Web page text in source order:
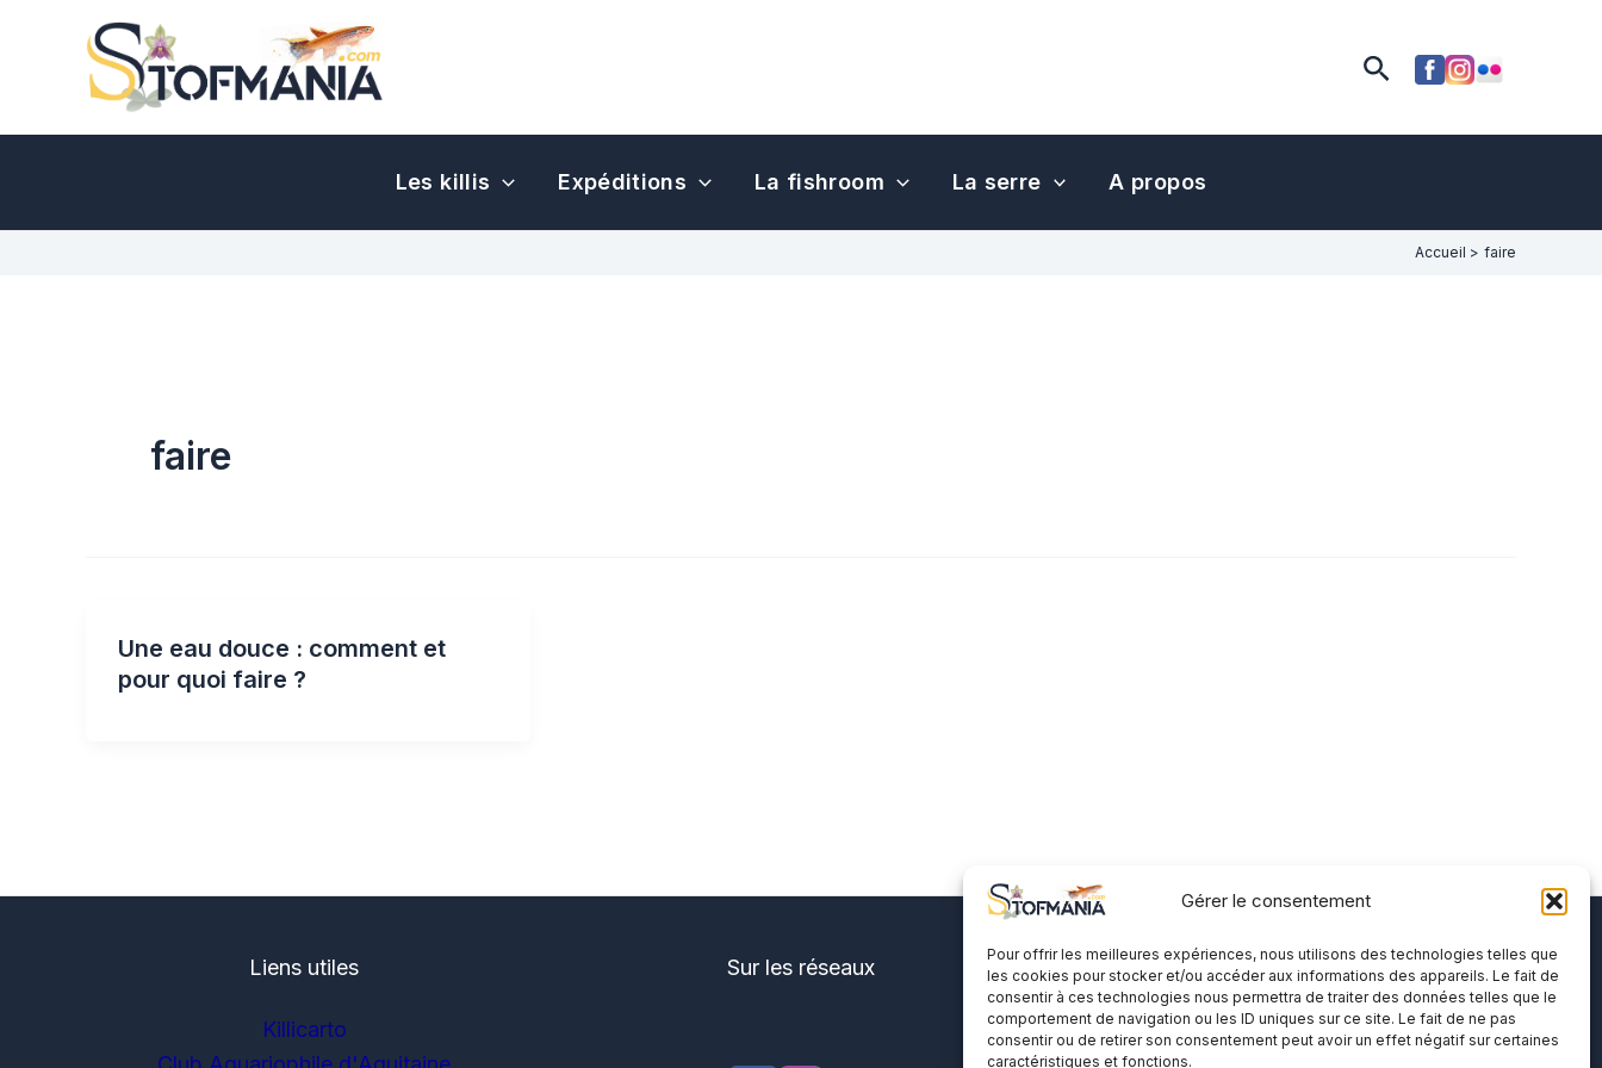
Gérer le consentement
Pour offrir les meilleures expériences, nous utilisons des technologies telles que
les cookies pour stocker et/ou accéder aux informations des appareils. Le fait de
consentir à ces technologies nous permettra de traiter des données telles que le
comportement de navigation ou les ID uniques sur ce site. Le fait de ne pas
consentir ou de retirer son consentement peut avoir un effet négatif sur certaines
caractéristiques et fonctions.
Rechercher
Les killis Expéditions La fishroom La serre A propos
Accueil faire
faire
Une eau douce : comment et
pour quoi faire ?
Liens utiles
Killicarto
Sur les réseaux A propos
Me contacter